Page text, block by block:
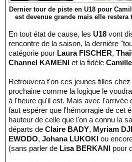
Dernier tour de piste en U18 pour
est devenue grande mais elle
En tout état de cause, les U18 vont
rencontre de la saison, la dernière
catégorie pour Laura FISCHER,
Channel KAMENI et la fidèle
Retrouvera t'on ces jeunes filles chez
prochaine comme la logique le
à l'heure qu'il est. Mais avec l'arrivée
faut espérer que l'hémorragie de cet
hauteur de celle que l'on a connu la
départs de Claire BADY, Myriam
EWODO, Johana LUKOKI ou
(sans parler de Lisa BERKANI pour